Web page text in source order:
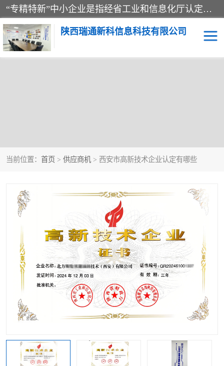
“专精特新”中小企业是指经省工业和信息化厅认定，专注于细分市场、掌握关键核心技术、创新能力强、市场占有率高、质量效益优，在专业化、精细化、特色化、新颖化等方面表现突出的中小企业。
陕西瑞通新科信息科技有限公司
当前位置： 首页 > 供应商机 > 西安市高新技术企业认定有哪些